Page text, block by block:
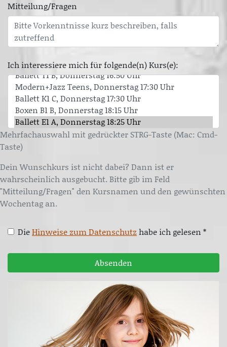
Mitteilung/Fragen
Ich interessiere mich für folgende(n) Kurs(e):
Mehrfachauswahl mit gedrückter STRG-Taste (Mac: Cmd-
Taste)
Dein Wunschkurs ist nicht dabei? Dann ist er
wahrscheinlich ausgebucht. Bitte gib im Feld
"Mitteilung/Fragen" den Kursnamen und den gewünschten
Wochentag an.
DieHinweise zum Datenschutz habe ich gelesen *